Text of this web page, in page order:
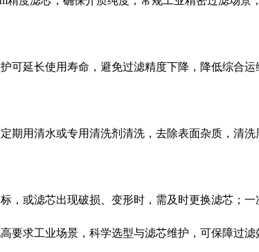
可延长使用寿命，避免过滤精度下降，降低综合运
期用清水或专用清洗剂清洗，去除表面杂质，清洗
，或滤芯出现破损、变形时，需及时更换滤芯；
要求工业场景，科学选型与滤芯维护，可保障过